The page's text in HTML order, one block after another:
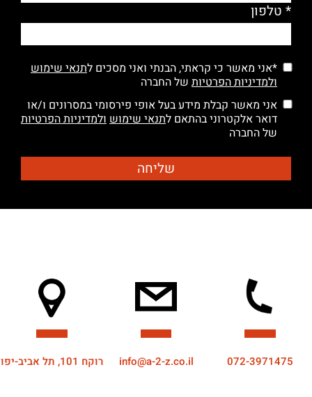
* טלפון
*אני מאשר כי קראתי, הבנתי ואני מסכים לתנאי שימוש
ולמדיניות הפרטיות של החברה
אני מאשר קבלת מידע בעל אופי פירסומי במסרונים ו/או
דואר אלקטרוני בהתאם לתנאי שימושולמדיניות הפרטיות
של החברה
072-3971475
info@a-2-z.co.il רוקח 101, תל אביב-יפו